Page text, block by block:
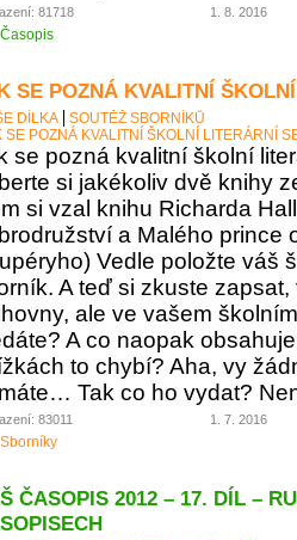
81718 1. 8. 2016
Časopis
SE POZNÁ KVALITNÍ
DÍLKA
SOUTĚŽ SBORNÍKŮ
SE POZNÁ KVALITNÍ ŠKOLNÍ LITERÁRNÍ
se pozná kvalitní školní
si jakékoliv dvě knihy
si vzal knihu Richarda
a Malého prince
Vedle položte váš
A teď si zkuste
ale ve vašem
A co naopak
to chybí? Aha, vy
Tak co ho vydat?
83011 1. 7. 2016
Sborníky
ČASOPIS 2012 – 17. DÍL –